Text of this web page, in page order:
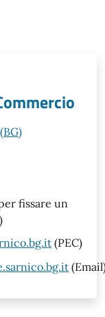
fissare un
(PEC)